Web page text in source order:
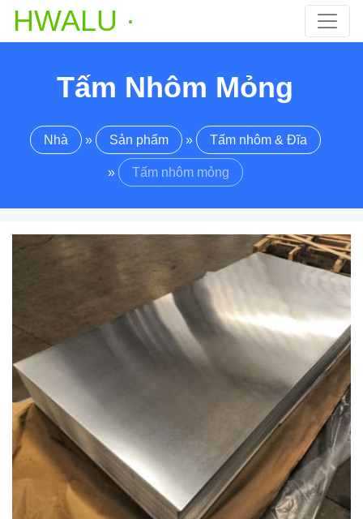
HWALU ·
Tấm Nhôm Mỏng
Nhà » Sản phẩm » Tấm nhôm & Đĩa
» Tấm nhôm mỏng